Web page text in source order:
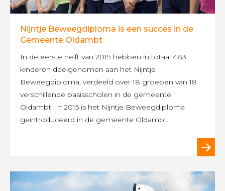
Nijntje Beweegdiploma is een succes in de
Gemeente Oldambt
In de eerste helft van 2019 hebben in totaal 483
kinderen deelgenomen aan het Nijntje
Beweegdiploma, verdeeld over 18 groepen van 18
verschillende basisscholen in de gemeente
Oldambt. In 2015 is het Nijntje Beweegdiploma
geïntroduceerd in de gemeente Oldambt.